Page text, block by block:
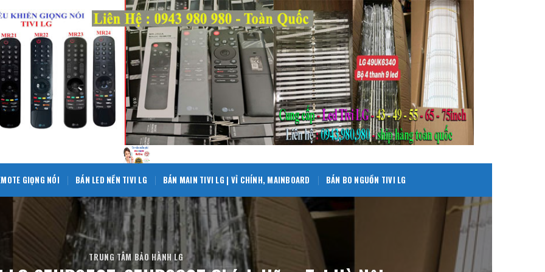
GIỌNG NÓI BÁN LED NỀN TIVI LG BÁN MAIN TIVI LG | VỈ CHÍNH, MAINBOARD BÁN BO NGUỒN TIVI LG
TRUNG TÂM BẢO HÀNH LG